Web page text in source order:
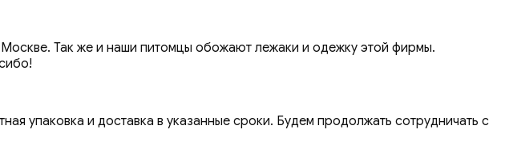
Так же и наши питомцы обожают лежаки и одежку этой фирмы.
упаковка и доставка в указанные сроки. Будем продолжать сотрудничать с